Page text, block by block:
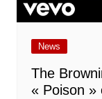
News
The
« Poison »